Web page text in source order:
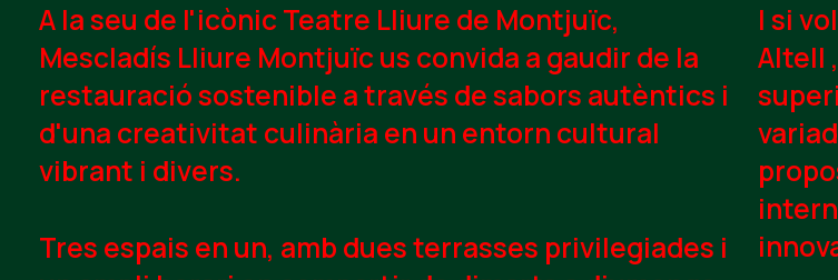
A la seu de l'icònic Teatre Lliure de Montjuïc,
Mescladís Lliure Montjuïc us convida a gaudir de la
restauració sostenible a través de sabors autèntics i
d'una creativitat culinària en un entorn cultural
vibrant i divers.
Tres espais en un, amb dues terrasses privilegiades i
I si
Altell